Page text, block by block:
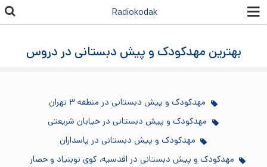
محتوای
Radiokodak
بهترین مهدکودک و پیش دبستانی در دروس
مهدکودک و پیش دبستانی در منطقه ۳ تهران
مهدکودک و پیش دبستانی در خیابان شریعتی
مهدکودک و پیش دبستانی در پاسداران
مهدکودک و پیش دبستانی در اقدسیه، کوی نوبنیاد و حصار